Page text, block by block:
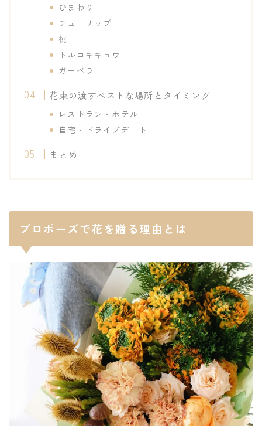
ひまわり
チューリップ
桃
トルコキキョウ
ガーベラ
花束の渡すベストな場所とタイミング
レストラン・ホテル
自宅・ドライブデート
まとめ
プロポーズで花を贈る理由とは